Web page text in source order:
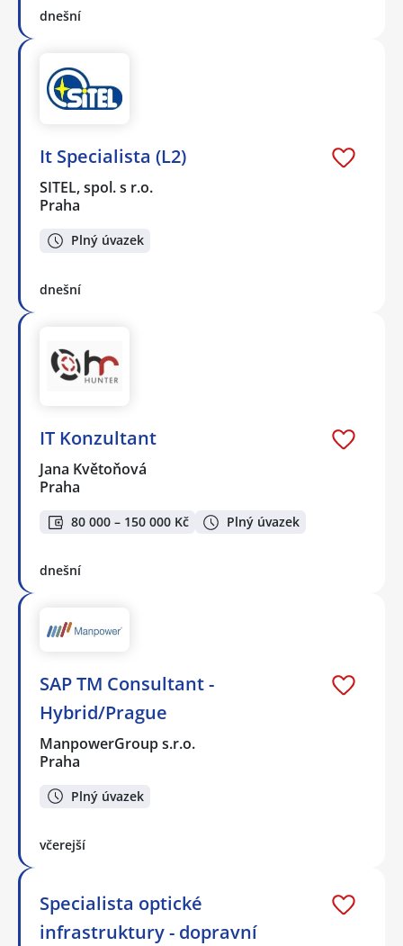
dnešní
It Specialista (L2)
SITEL, spol. s r.o.
Praha
Plný úvazek
dnešní
IT Konzultant
Jana Květoňová
Praha
80 000 – 150 000 Kč Plný úvazek
dnešní
SAP TM Consultant -
Hybrid/Prague
ManpowerGroup s.r.o.
Praha
Plný úvazek
včerejší
Specialista optické
infrastruktury - dopravní